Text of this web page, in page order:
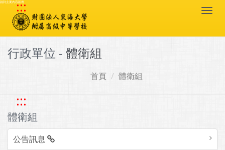
跳到主要內容區塊
:::
行政單位 - 體衛組
首頁 體衛組
:::
體衛組
公告訊息